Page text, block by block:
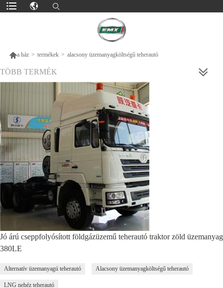
a ház > termékek > alacsony üzemanyagköltségű teherautó
TÖBB TERMÉK
Jó árú cseppfolyósított földgázüzemű teherautó traktor zöld üzemanyag
380LE
Alternatív üzemanyagú teherautó Alacsony üzemanyagköltségű teherautó
LNG nehéz teherautó